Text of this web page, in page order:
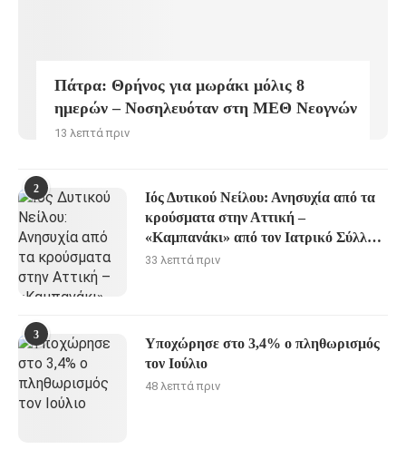
Πάτρα: Θρήνος για μωράκι μόλις 8
ημερών – Νοσηλευόταν στη ΜΕΘ Νεογνών
13 λεπτά πριν
2
Ιός Δυτικού Νείλου: Ανησυχία από τα
κρούσματα στην Αττική –
«Καμπανάκι» από τον Ιατρικό Σύλλογο
Αθηνών
33 λεπτά πριν
3
Υποχώρησε στο 3,4% ο πληθωρισμός
τον Ιούλιο
48 λεπτά πριν